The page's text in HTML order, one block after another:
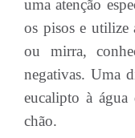
uma atenção
os pisos e utilize
ou mirra,
negativas. Uma
eucalipto à
chão.